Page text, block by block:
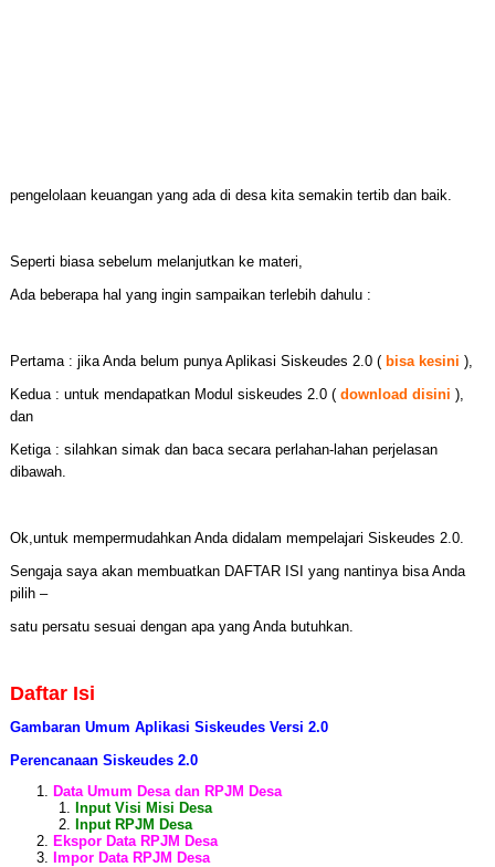
pengelolaan keuangan yang ada di desa kita semakin tertib dan baik.
Seperti biasa sebelum melanjutkan ke materi,
Ada beberapa hal yang ingin sampaikan terlebih dahulu :
Pertama : jika Anda belum punya Aplikasi Siskeudes 2.0 ( bisa kesini ),
Kedua : untuk mendapatkan Modul siskeudes 2.0 ( download disini ),
dan
Ketiga : silahkan simak dan baca secara perlahan-lahan perjelasan
dibawah.
Ok,untuk mempermudahkan Anda didalam mempelajari Siskeudes 2.0.
Sengaja saya akan membuatkan DAFTAR ISI yang nantinya bisa Anda
pilih –
satu persatu sesuai dengan apa yang Anda butuhkan.
Daftar Isi
Gambaran Umum Aplikasi Siskeudes Versi 2.0
Perencanaan Siskeudes 2.0
Data Umum Desa dan RPJM Desa
Input Visi Misi Desa
Input RPJM Desa
Ekspor Data RPJM Desa
Impor Data RPJM Desa